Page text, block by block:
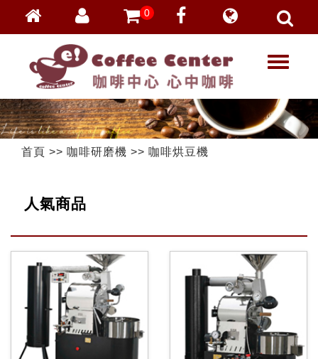
會員登入
忘記密碼
加入會員
VIP登入
VIP申請
0
T
g
l
e
a
t
首頁 >> 咖啡研磨機 >> 咖啡烘豆機
人氣商品